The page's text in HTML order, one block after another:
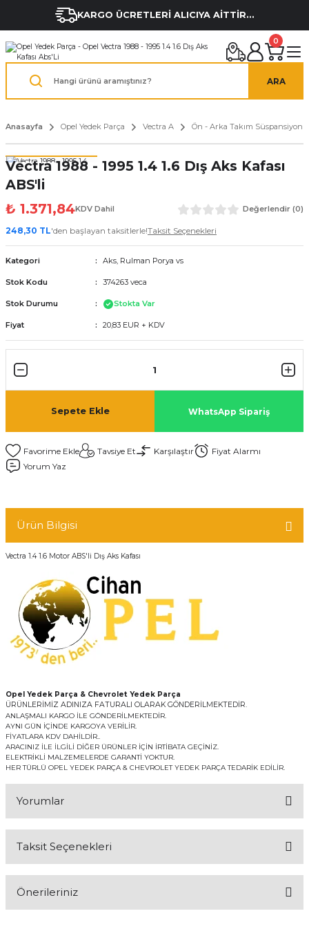
KARGO ÜCRETLERİ ALICIYA AİTTİR...
ARA
0
Anasayfa Opel Yedek Parça Vectra A Ön - Arka Takım Süspansiyon
Vectra 1988 - 1995 1.4 1.6 Dış Aks Kafası
ABS'li
₺ 1.371,84KDV Dahil Değerlendir (0)
248,30 TL'den başlayan taksitlerle!Taksit Seçenekleri
Kategori Aks, Rulman Porya vs
Stok Kodu 374263 veca
Stok Durumu Stokta Var
Fiyat 20,83 EUR + KDV
Sepete Ekle WhatsApp Sipariş
Tavsiye Et Karşılaştır
Fiyat Alarmı
Yorum Yaz
Ürün Bilgisi
Vectra 1.4 1.6 Motor ABS'li Dış Aks Kafası
Opel Yedek Parça & Chevrolet Yedek Parça
ÜRÜNLERİMİZ ADINIZA FATURALI OLARAK GÖNDERİLMEKTEDİR.
ANLAŞMALI KARGO İLE GÖNDERİLMEKTEDİR.
AYNI GÜN İÇİNDE KARGOYA VERİLİR.
FİYATLARA KDV DAHİLDİR..
ARACINIZ İLE İLGİLİ DİĞER ÜRÜNLER İÇİN İRTİBATA GEÇİNİZ.
ELEKTRİKLİ MALZEMELERDE GARANTİ YOKTUR.
HER TÜRLÜ OPEL YEDEK PARÇA & CHEVROLET YEDEK PARÇA TEDARİK EDİLİR.
Yorumlar
Taksit Seçenekleri
Önerileriniz